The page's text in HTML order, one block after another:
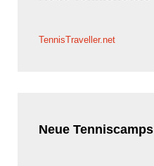
TennisTraveller.net
Neue Tenniscamps